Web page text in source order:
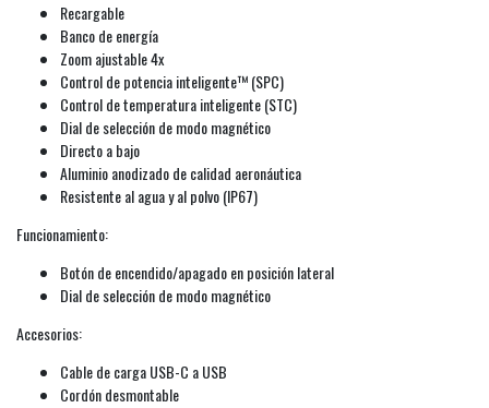
Recargable
Banco de energía
Zoom ajustable 4x
Control de potencia inteligente™ (SPC)
Control de temperatura inteligente (STC)
Dial de selección de modo magnético
Directo a bajo
Aluminio anodizado de calidad aeronáutica
Resistente al agua y al polvo (IP67)
Funcionamiento:
Botón de encendido/apagado en posición lateral
Dial de selección de modo magnético
Accesorios:
Cable de carga USB-C a USB
Cordón desmontable